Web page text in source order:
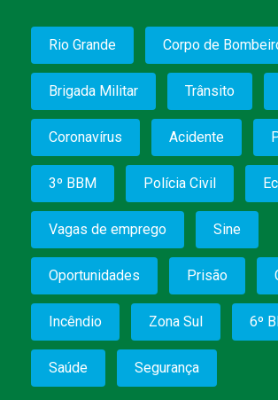
Rio Grande Corpo de
Brigada Militar Trânsito
Coronavírus Acidente
3º BBM Polícia Civil
Vagas de emprego Sine
Oportunidades Prisão
Incêndio Zona Sul 6º
Saúde Segurança